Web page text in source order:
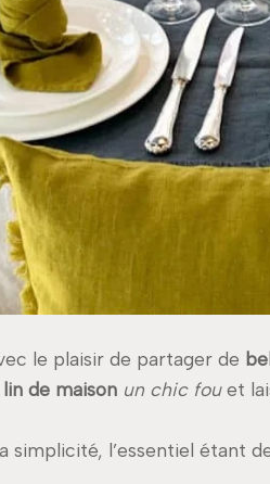
le plaisir de partager de
de maison un chic fouet
simplicité, l’essentiel étant